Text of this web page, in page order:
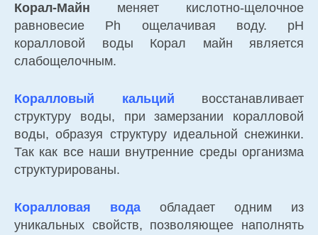
Корал-Майн меняет кислотно-щелочное
равновесие Ph ощелачивая воду. рН
коралловой воды Корал майн является
слабощелочным.
Коралловый кальций восстанавливает
структуру воды, при замерзании коралловой
воды, образуя структуру идеальной снежинки.
Так как все наши внутренние среды организма
структурированы.
Коралловая вода обладает одним из
уникальных свойств, позволяющее наполнять